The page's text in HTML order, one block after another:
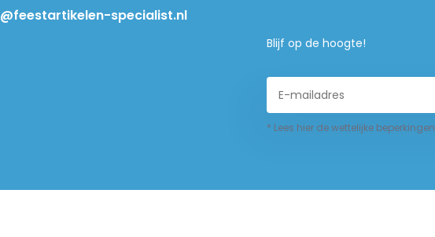
specialist.nl
Blijf op de hoogte!
* Lees hier de wettelijke beperkingen